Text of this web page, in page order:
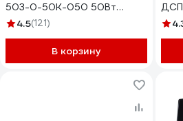
503-0-50K-050 50Вт
5000К IP65 КСС Ш
4.5(121)
В корзину